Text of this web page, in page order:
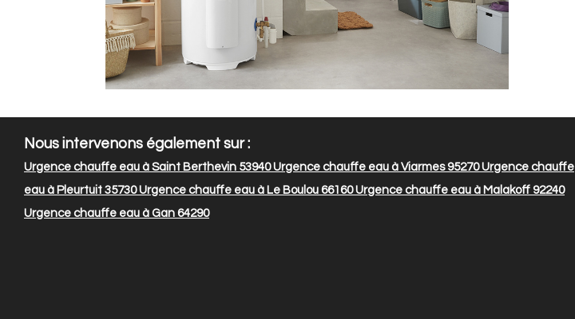
Nous intervenons également sur :
Urgence chauffe eau à Saint Berthevin 53940Urgence chauffe eau à Viarmes 95270Urgence chauffe
eau à Pleurtuit 35730Urgence chauffe eau à Le Boulou 66160Urgence chauffe eau à Malakoff 92240
Urgence chauffe eau à Gan 64290